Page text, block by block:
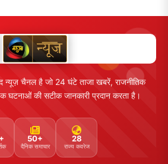
न्यूज़ चैनल है जो 24 घंटे ताजा खबरें, राजनीतिक
की सटीक जानकारी प्रदान करता है।
50+
दैनिक समाचार
28
राज्य कवरेज